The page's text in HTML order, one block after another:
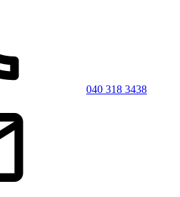
040 318 3438